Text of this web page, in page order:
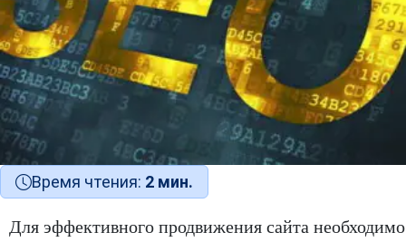
Время чтения: 2 мин.
Для эффективного продвижения сайта необходимо